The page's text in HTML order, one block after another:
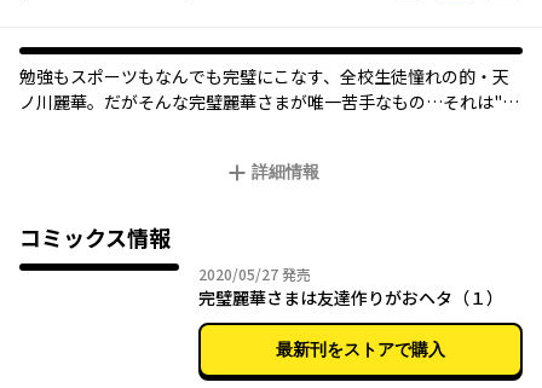
勉強もスポーツもなんでも完璧にこなす、全校生徒憧れの的・天
ノ川麗華。だがそんな完璧麗華さまが唯一苦手なもの…それは"頃
詳細情報
コミックス情報
2020/05/272020年05月27日
発売
完璧麗華さまは友達作りがおヘタ（１）
最新刊をストアで購入